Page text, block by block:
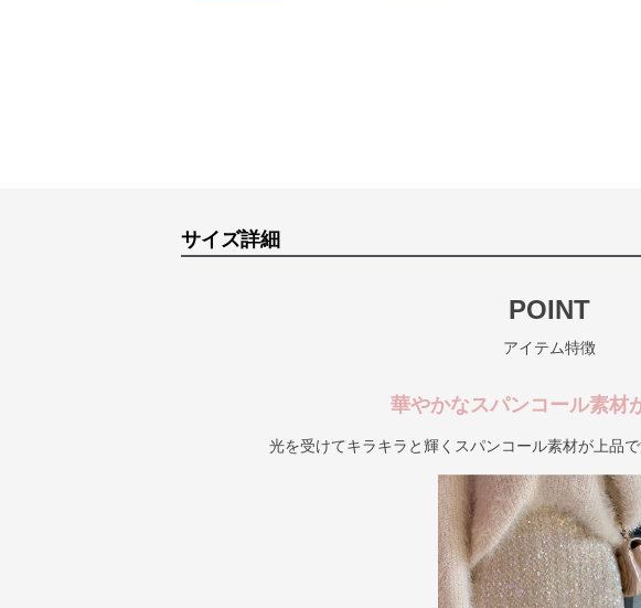
サイズ詳細
POINT
アイテム特徴
華やかなスパンコール素材
光を受けてキラキラと輝くスパンコール素材が上品